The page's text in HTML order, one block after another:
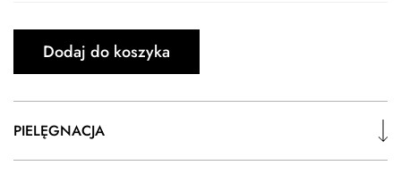
Dodaj do koszyka
PIELĘGNACJA